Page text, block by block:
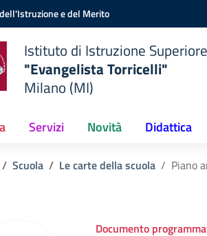
e del Merito
Istituto di Istruzione Superiore
"Evangelista Torricelli"
Milano (MI)
Servizi Novità Didattica
Scuola Le carte della scuola Piano
Documento